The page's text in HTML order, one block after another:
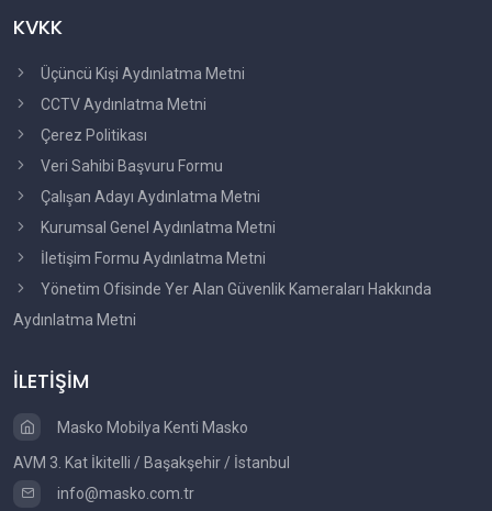
KVKK
Üçüncü Kişi Aydınlatma Metni
CCTV Aydınlatma Metni
Çerez Politikası
Veri Sahibi Başvuru Formu
Çalışan Adayı Aydınlatma Metni
Kurumsal Genel Aydınlatma Metni
İletişim Formu Aydınlatma Metni
Yönetim Ofisinde Yer Alan Güvenlik Kameraları Hakkında
Aydınlatma Metni
İLETİŞİM
Masko Mobilya Kenti Masko
AVM 3. Kat İkitelli / Başakşehir / İstanbul
info@masko.com.tr